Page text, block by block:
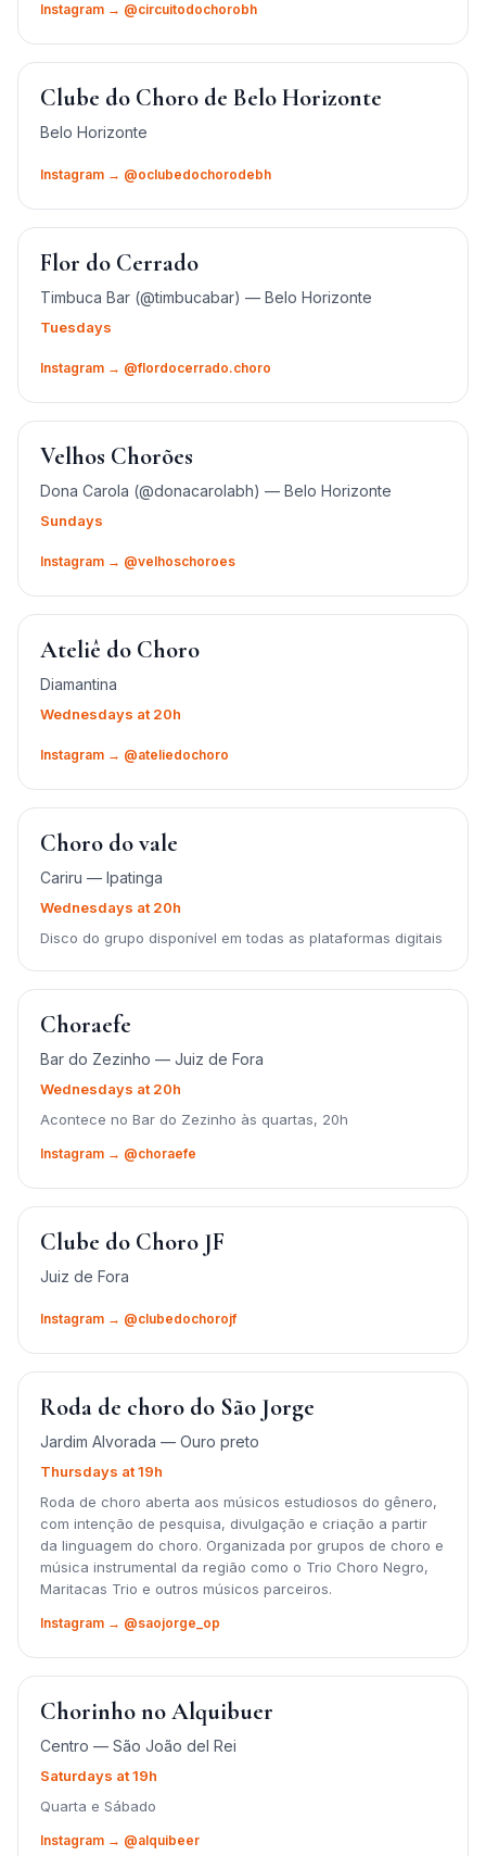
Instagram → @circuitodochorobh
Clube do Choro de Belo Horizonte
Belo Horizonte
Instagram → @oclubedochorodebh
Flor do Cerrado
Timbuca Bar (@timbucabar) — Belo Horizonte
Tuesdays
Instagram → @flordocerrado.choro
Velhos Chorões
Dona Carola (@donacarolabh) — Belo Horizonte
Sundays
Instagram → @velhoschoroes
Ateliê do Choro
Diamantina
Wednesdays at 20h
Instagram → @ateliedochoro
Choro do vale
Cariru — Ipatinga
Wednesdays at 20h
Disco do grupo disponível em todas as plataformas digitais
Choraefe
Bar do Zezinho — Juiz de Fora
Wednesdays at 20h
Acontece no Bar do Zezinho às quartas, 20h
Instagram → @choraefe
Clube do Choro JF
Juiz de Fora
Instagram → @clubedochorojf
Roda de choro do São Jorge
Jardim Alvorada — Ouro preto
Thursdays at 19h
Roda de choro aberta aos músicos estudiosos do gênero,
com intenção de pesquisa, divulgação e criação a partir
da linguagem do choro. Organizada por grupos de choro e
música instrumental da região como o Trio Choro Negro,
Maritacas Trio e outros músicos parceiros.
Instagram → @saojorge_op
Chorinho no Alquibuer
Centro — São João del Rei
Saturdays at 19h
Quarta e Sábado
Instagram → @alquibeer